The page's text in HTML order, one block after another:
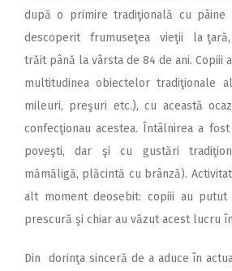
după o primire tradiţională cu pâine
descoperit frumuseţea vieţii la
trăit până la vârsta de 84 de ani. Copiii
multitudinea obiectelor tradiţionale
mileuri, preşuri etc.), cu această
confecţionau acestea. Întâlnirea a
poveşti, dar şi cu gustări
mămăligă, plăcintă cu brânză).
alt moment deosebit: copiii au
prescură şi chiar au văzut acest lucru
Din dorinţa sinceră de a aduce în